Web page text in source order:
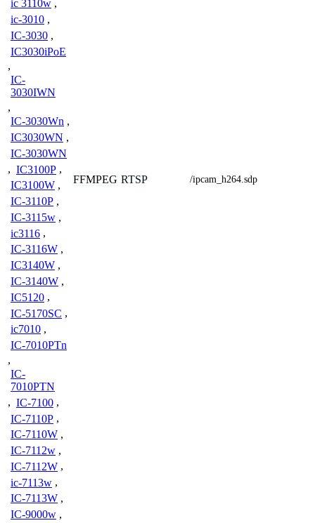
ic 3110w ,
ic-3010 ,
IC-3030 ,
IC3030iPoE
,
IC-
3030IWN
,
IC-3030Wn ,
IC3030WN ,
IC-3030WN
, IC3100P ,
IC3100W ,
IC-3110P ,
IC-3115w ,
ic3116 ,
IC-3116W ,
IC3140W ,
IC-3140W ,
IC5120 ,
IC-5170SC ,
ic7010 ,
IC-7010PTn
,
IC-
7010PTN
, IC-7100 ,
IC-7110P ,
IC-7110W ,
IC-7112w ,
IC-7112W ,
ic-7113w ,
IC-7113W ,
IC-9000w ,
FFMPEG RTSP /ipcam_h264.sdp